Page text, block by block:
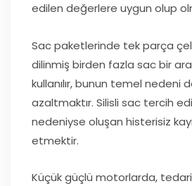
edilen değerlere uygun olup
Sac paketlerinde tek parça
dilinmiş birden fazla sac bir
kullanılır, bunun temel nedeni
azaltmaktır. Silisli sac tercih
nedeniyse oluşan histerisiz
etmektir.
Küçük güçlü motorlarda,